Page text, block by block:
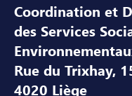
Coordination et
des Services
Rue du Trixhay,
4020 Liège